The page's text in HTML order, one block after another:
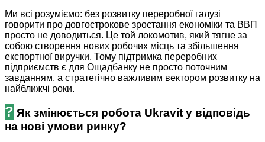
Ми всі розуміємо: без розвитку переробної галузі
говорити про довгострокове зростання економіки та ВВП
просто не доводиться. Це той локомотив, який тягне за
собою створення нових робочих місць та збільшення
експортної виручки. Тому підтримка переробних
підприємств є для Ощадбанку не просто поточним
завданням, а стратегічно важливим вектором розвитку на
найближчі роки.
? Як змінюється робота Ukravit у відповідь
на нові умови ринку?